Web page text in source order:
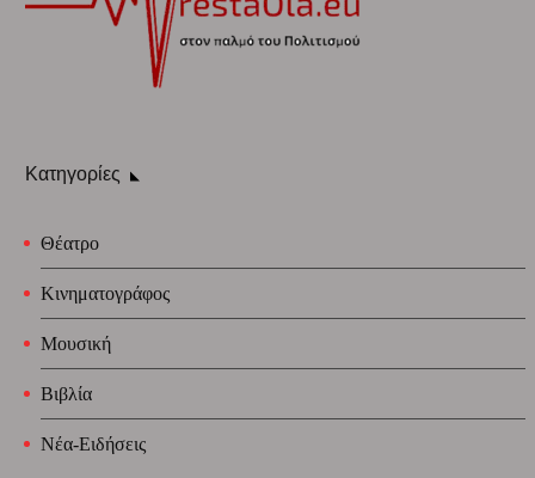
Κατηγορίες
Θέατρο
Κινηματογράφος
Μουσική
Βιβλία
Νέα-Ειδήσεις